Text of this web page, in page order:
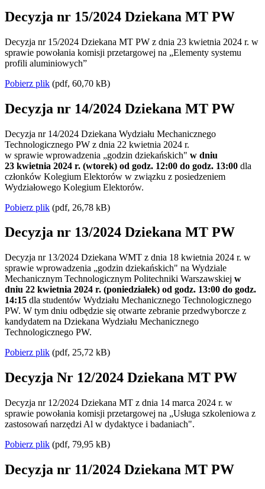
Decyzja nr 15/2024 Dziekana MT PW
Decyzja nr 15/2024 Dziekana MT PW z dnia 23 kwietnia 2024 r. w
sprawie powołania komisji przetargowej na „Elementy systemu
profili aluminiowych”
Pobierz plik (pdf, 60,70 kB)
Decyzja nr 14/2024 Dziekana MT PW
Decyzja nr 14/2024 Dziekana Wydziału Mechanicznego
Technologicznego PW z dnia 22 kwietnia 2024 r.
w sprawie wprowadzenia „godzin dziekańskich" w dniu
23 kwietnia 2024 r. (wtorek) od godz. 12:00 do godz. 13:00 dla
członków Kolegium Elektorów w związku z posiedzeniem
Wydziałowego Kolegium Elektorów.
Pobierz plik (pdf, 26,78 kB)
Decyzja nr 13/2024 Dziekana MT PW
Decyzja nr 13/2024 Dziekana WMT z dnia 18 kwietnia 2024 r. w
sprawie wprowadzenia „godzin dziekańskich" na Wydziale
Mechanicznym Technologicznym Politechniki Warszawskiej w
dniu 22 kwietnia 2024 r. (poniedziałek) od godz. 13:00 do godz.
14:15 dla studentów Wydziału Mechanicznego Technologicznego
PW. W tym dniu odbędzie się otwarte zebranie przedwyborcze z
kandydatem na Dziekana Wydziału Mechanicznego
Technologicznego PW.
Pobierz plik (pdf, 25,72 kB)
Decyzja Nr 12/2024 Dziekana MT PW
Decyzja nr 12/2024 Dziekana MT z dnia 14 marca 2024 r. w
sprawie powołania komisji przetargowej na „Usługa szkoleniowa z
zastosowań narzędzi Al w dydaktyce i badaniach".
Pobierz plik (pdf, 79,95 kB)
Decyzja nr 11/2024 Dziekana MT PW